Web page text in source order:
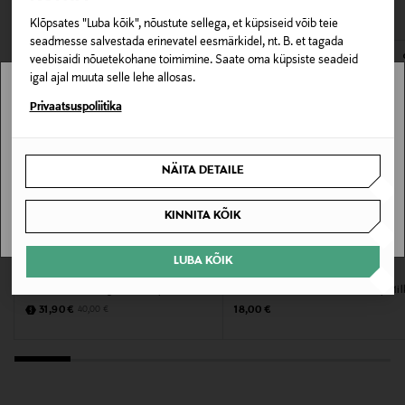
Klõpsates "Luba kõik", nõustute sellega, et küpsiseid võib teie
seadmesse salvestada erinevatel eesmärkidel, nt. B. et tagada
veebisaidi nõuetekohane toimimine. Saate oma küpsiste seadeid
igal ajal muuta selle lehe allosas.
Privaatsuspoliitika
NÄITA DETAILE
KINNITA KÕIK
LUBA KÕIK
Omadus
Vegan
Värv
200 ML
avamata originaalpakendis.
E-POE TAGASTUSED
Discounted Price
31,90 € Original Price
40,00 €
Kehakreem White Blossom Body
Original Price
18,00 €
Stockmann pole Sinu riigis saadaval.
SAAN ARU